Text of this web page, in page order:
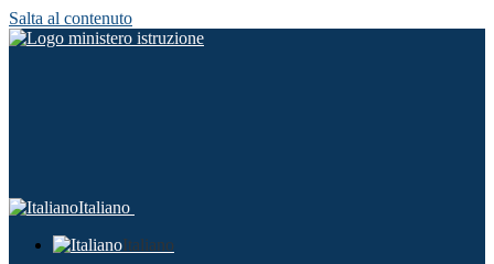
Salta al contenuto
Italiano
Italiano